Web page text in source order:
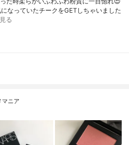
なっていたチークをGETしちゃいました
る
マニア